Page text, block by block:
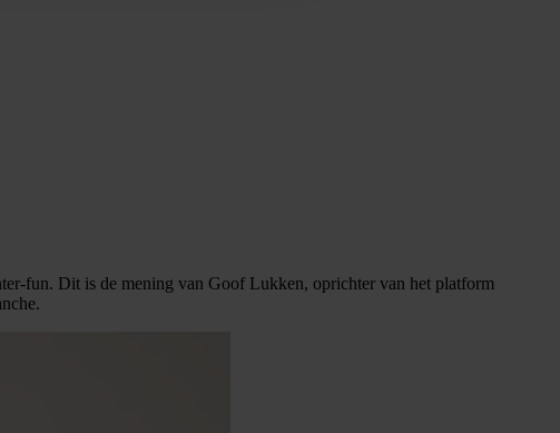
fun. Dit is de mening van Goof Lukken, oprichter van het platform